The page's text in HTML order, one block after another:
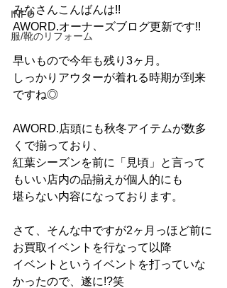
INFO
服/靴のリフォーム
みなさんこんばんは!!
AWORD.オーナーズブログ更新です!!
早いもので今年も残り3ヶ月。
しっかりアウターが着れる時期が到来
ですね◎
AWORD.店頭にも秋冬アイテムが数多
くで揃っており、
紅葉シーズンを前に「見頃」と言って
もいい店内の品揃えが個人的にも
堪らない内容になっております。
さて、そんな中ですが2ヶ月っほど前に
お買取イベントを行なって以降
イベントというイベントを打っていな
かったので、遂に!?笑